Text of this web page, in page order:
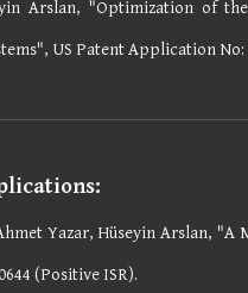
Arslan, "Optimization of
", US Patent Application No:
Yazar, Hüseyin Arslan,
(Positive ISR).